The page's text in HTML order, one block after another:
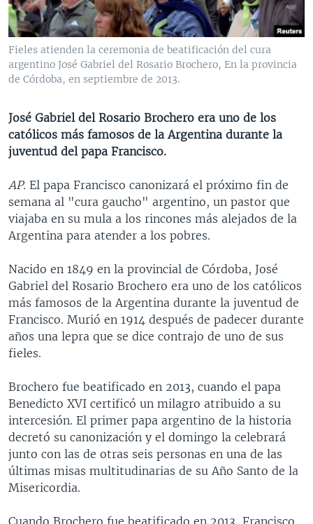
VENEZUELA
BRASIL
NICARAGUA
ECONOMÍA
ENTRETENIMIENTO Y CULTURA
TECNOLOGÍA
DEPORTES
CIENCIA Y SALUD
MULTIMEDIA
VIDEOS
FOTOGRAFÍA
PROGRAMAS TV
EL MUNDO AL DÍA
FORO INTERAMERICANO
VISIÓN 360
LAS CLAVES
RADIO
AVANCE INFORMATIVO
AUDIONOTICIAS
BUENOS DÍAS AMÉRICA
EL MUNDO AL DÍA [RADIO]
FORO [RADIO]
DEPORTIVO INTERNACIONAL
NOTA ECONÓMICA
ENTRETENIMIENTO
DOCUMENTALES DE LA VOA
Learning English
SÍGANOS
Fieles atienden la ceremonia de beatificación del cura
argentino José Gabriel del Rosario Brochero, En la provincia
de Córdoba, en septiembre de 2013.
José Gabriel del Rosario Brochero era uno de los
católicos más famosos de la Argentina durante la
juventud del papa Francisco.
AP. El papa Francisco canonizará el próximo fin de
semana al "cura gaucho" argentino, un pastor que
viajaba en su mula a los rincones más alejados de la
Argentina para atender a los pobres.
Nacido en 1849 en la provincial de Córdoba, José
Gabriel del Rosario Brochero era uno de los católicos
más famosos de la Argentina durante la juventud de
Francisco. Murió en 1914 después de padecer durante
años una lepra que se dice contrajo de uno de sus
fieles.
Brochero fue beatificado en 2013, cuando el papa
Benedicto XVI certificó un milagro atribuido a su
intercesión. El primer papa argentino de la historia
decretó su canonización y el domingo la celebrará
junto con las de otras seis personas en una de las
últimas misas multitudinarias de su Año Santo de la
Misericordia.
Cuando Brochero fue beatificado en 2013, Francisco